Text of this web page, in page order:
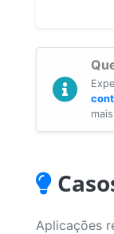
Aplicações